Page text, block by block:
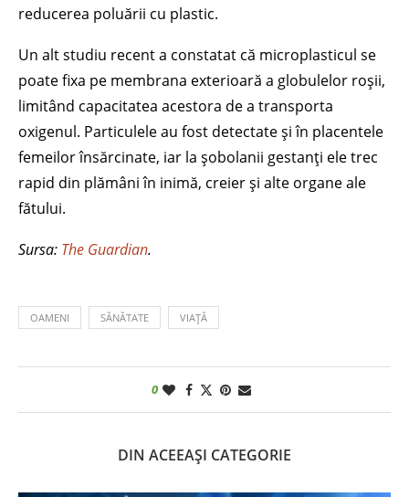
reducerea poluării cu plastic.
Un alt studiu recent a constatat că microplasticul se
poate fixa pe membrana exterioară a globulelor roșii,
limitând capacitatea acestora de a transporta
oxigenul. Particulele au fost detectate și în placentele
femeilor însărcinate, iar la șobolanii gestanți ele trec
rapid din plămâni în inimă, creier și alte organe ale
fătului.
Sursa: The Guardian.
OAMENI SĂNĂTATE VIAȚĂ
0
DIN ACEEAȘI CATEGORIE